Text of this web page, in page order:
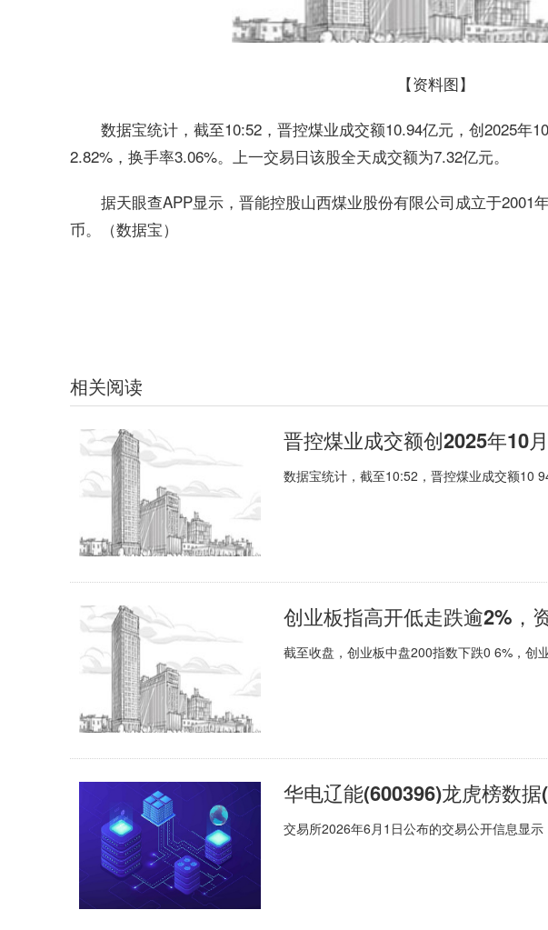
【资料图】
数据宝统计，截至10:52，晋控煤业成交额10.94亿元，创2025年
2.82%，换手率3.06%。上一交易日该股全天成交额为7.32亿元。
据天眼查APP显示，晋能控股山西煤业股份有限公司成立于2001
币。（数据宝）
相关阅读
晋控煤业成交额创2025年10
数据宝统计，截至10:52，晋控煤业成交额10
截至收盘，创业板中盘200指数下跌0 6%，创
华电辽能(600396)龙虎榜数据
交易所2026年6月1日公布的交易公开信息显